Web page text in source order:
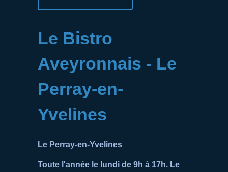
Le Bistro
Aveyronnais - Le
Perray-en-
Yvelines
Le Perray-en-Yvelines
Toute l'année le lundi de 9h à 17h. Le